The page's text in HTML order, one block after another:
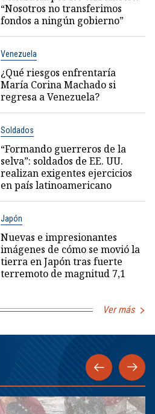
“Nosotros no transferimos
fondos a ningún gobierno”
Venezuela
¿Qué riesgos enfrentaría
María Corina Machado si
regresa a Venezuela?
Soldados
“Formando guerreros de la
selva”: soldados de EE. UU.
realizan exigentes ejercicios
en país latinoamericano
Japón
Nuevas e impresionantes
imágenes de cómo se movió la
tierra en Japón tras fuerte
terremoto de magnitud 7,1
Ver más